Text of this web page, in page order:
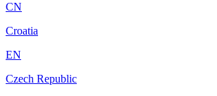
CN
Croatia
EN
Czech Republic